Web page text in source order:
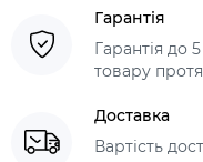
Гарантія
Гарантія до
товару
Доставка
Вартість